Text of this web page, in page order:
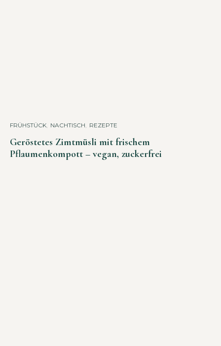
FRÜHSTÜCK NACHTISCH REZEPTE
Geröstetes Zimtmüsli mit frischem
Pflaumenkompott – vegan, zuckerfrei